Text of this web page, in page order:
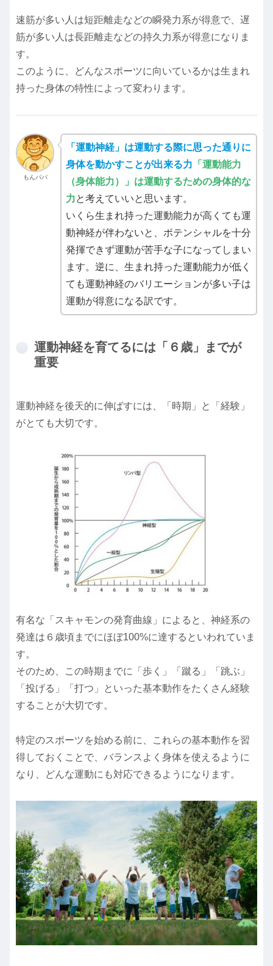
速筋が多い人は短距離走などの瞬発力系が得意で、遅
筋が多い人は長距離走などの持久力系が得意になりま
す。
このように、どんなスポーツに向いているかは生まれ
持った身体の特性によって変わります。
もんパパ
「運動神経」は運動する際に思った通りに
身体を動かすことが出来る力 「運動能力
（身体能力）」は運動するための身体的な
力と考えていいと思います。
いくら生まれ持った運動能力が高くても運
動神経が伴わないと、ポテンシャルを十分
発揮できず運動が苦手な子になってしまい
ます。逆に、生まれ持った運動能力が低く
ても運動神経のバリエーションが多い子は
運動が得意になる訳です。
運動神経を育てるには「６歳」までが
重要
運動神経を後天的に伸ばすには、「時期」と「経験」
がとても大切です。
有名な「スキャモンの発育曲線」によると、神経系の
発達は６歳頃までにほぼ100%に達するといわれていま
す。
そのため、この時期までに「歩く」「蹴る」「跳ぶ」
「投げる」「打つ」といった基本動作をたくさん経験
することが大切です。
特定のスポーツを始める前に、これらの基本動作を習
得しておくことで、バランスよく身体を使えるように
なり、どんな運動にも対応できるようになります。